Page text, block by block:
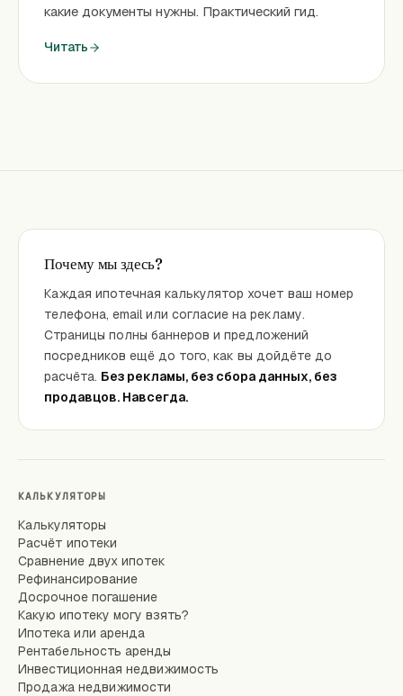
какие документы нужны. Практический гид.
Читать
Почему мы здесь?
Каждая ипотечная калькулятор хочет ваш номер
телефона, email или согласие на рекламу.
Страницы полны баннеров и предложений
посредников ещё до того, как вы дойдёте до
расчёта. Без рекламы, без сбора данных, без
продавцов. Навсегда.
КАЛЬКУЛЯТОРЫ
Калькуляторы
Расчёт ипотеки
Сравнение двух ипотек
Рефинансирование
Досрочное погашение
Какую ипотеку могу взять?
Ипотека или аренда
Рентабельность аренды
Инвестиционная недвижимость
Продажа недвижимости